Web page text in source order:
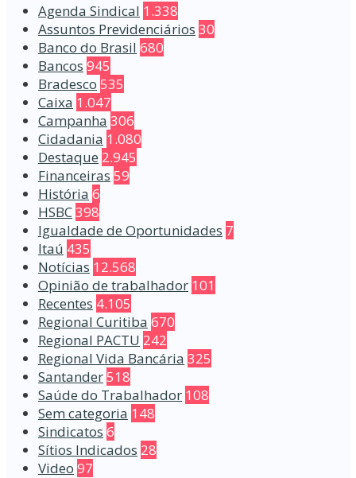
Agenda Sindical 1.338
Assuntos Previdenciários 30
Banco do Brasil 680
Bancos 945
Bradesco 535
Caixa 1.047
Campanha 306
Cidadania 1.080
Destaque 2.945
Financeiras 59
História 6
HSBC398
Igualdade de Oportunidades 7
Itaú 435
Notícias 12.568
Opinião de trabalhador 101
Recentes 4.105
Regional Curitiba 670
Regional PACTU 242
Regional Vida Bancária 325
Santander518
Saúde do Trabalhador 108
Sem categoria 148
Sindicatos 6
Sítios Indicados 28
Video 97